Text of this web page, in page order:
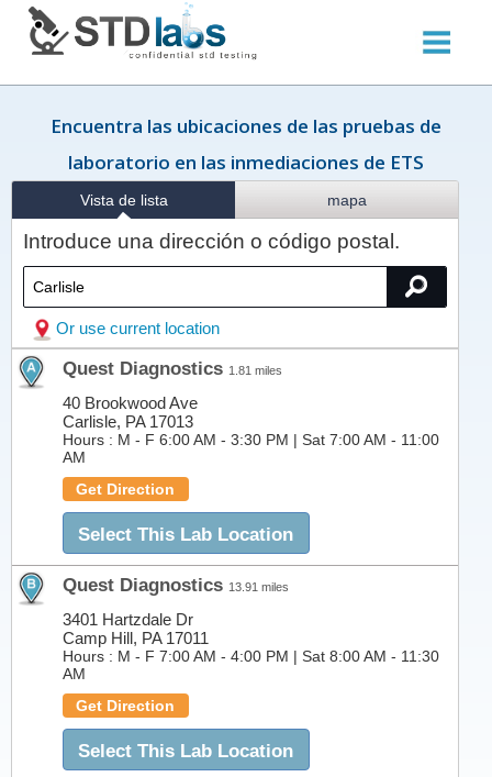
Encuentra las ubicaciones de las pruebas de
laboratorio en las inmediaciones de ETS
Vista de lista mapa
Introduce una dirección o código postal.
Or use current location
Quest Diagnostics 1.81 miles
40 Brookwood Ave
Carlisle, PA 17013
Hours : M - F 6:00 AM - 3:30 PM | Sat 7:00 AM - 11:00
AM
Get Direction
Select This Lab Location
Quest Diagnostics 13.91 miles
3401 Hartzdale Dr
Camp Hill, PA 17011
Hours : M - F 7:00 AM - 4:00 PM | Sat 8:00 AM - 11:30
AM
Get Direction
Select This Lab Location